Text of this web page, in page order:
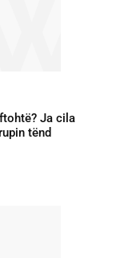
Ja cila
tënd